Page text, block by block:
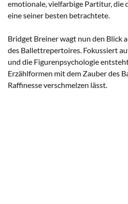
emotionale, vielfarbige Partitur, die
eine seiner besten betrachtete.
Bridget Breiner wagt nun den Blick
des Ballettrepertoires. Fokussiert
und die Figurenpsychologie
Erzählformen mit dem Zauber des
Raffinesse verschmelzen lässt.